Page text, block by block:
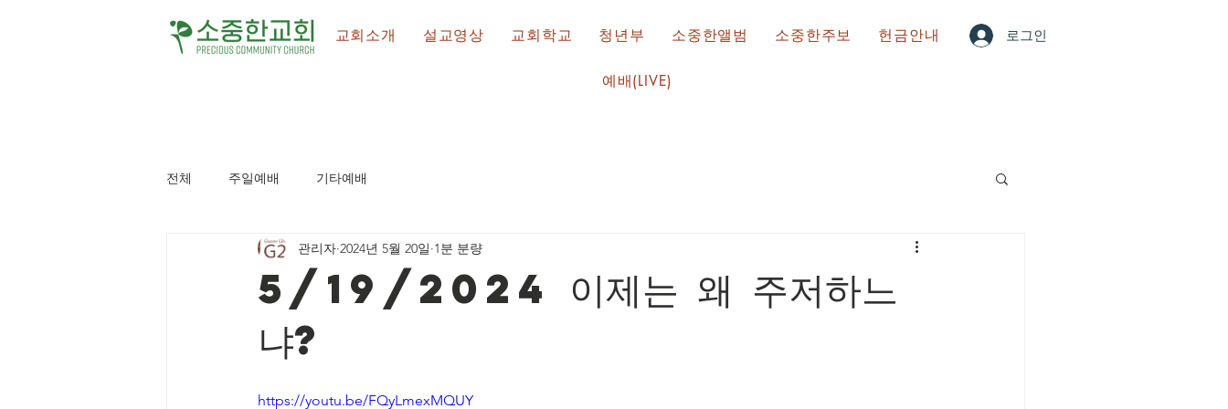
로그인
교회소개 설교영상 교회학교 청년부 소중한앨범 소중한주보 헌금안내
예배(LIVE)
전체 주일예배 기타예배
5/19/2024 이제는 왜 주저하느
냐?
관리자 2024년 5월 20일 1분 분량
https://youtu.be/FQyLmexMQUY